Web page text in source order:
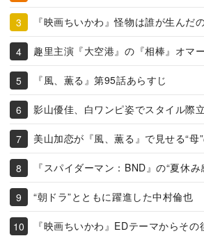
『映画ちいかわ』怪物は誰が生んだ
趣里主演『大空港』の『相棒』オマ
『風、薫る』第95話あらすじ
影山優佳、白ワンピ姿でスタイル際
美山加恋が『風、薫る』で見せる“母
『スパイダーマン：BND』の“夏休み
“朝ドラ”とともに躍進した中村倫也
『映画ちいかわ』EDテーマからその